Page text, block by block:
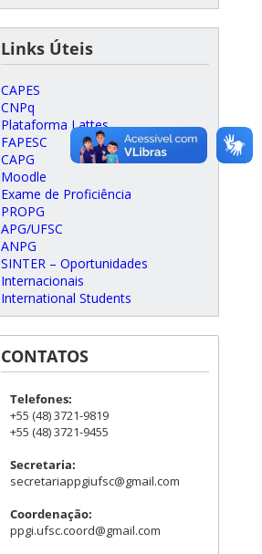
Links Úteis
CAPES
CNPq
Plataforma Lattes
FAPESC
CAPG
Moodle
Exame de Proficiência
PROPG
APG/UFSC
ANPG
SINTER – Oportunidades
Internacionais
International Students
CONTATOS
Telefones:
+55 (48) 3721-9819
+55 (48) 3721-9455
Secretaria:
secretariappgiufsc@gmail.com
Coordenação:
ppgi.ufsc.coord@gmail.com